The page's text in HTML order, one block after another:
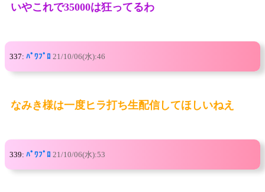
いやこれで35000は狂ってるわ
337: ﾊﾟﾜﾌﾟﾛ 21/10/06(水):46
なみき様は一度ヒラ打ち生配信してほしいねえ
339: ﾊﾟﾜﾌﾟﾛ 21/10/06(水):53